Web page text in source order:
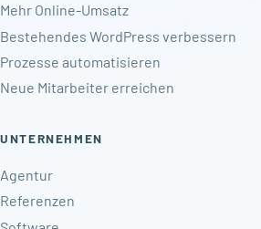
Mehr Online-Umsatz
Bestehendes WordPress verbessern
Prozesse automatisieren
Neue Mitarbeiter erreichen
UNTERNEHMEN
Agentur
Referenzen